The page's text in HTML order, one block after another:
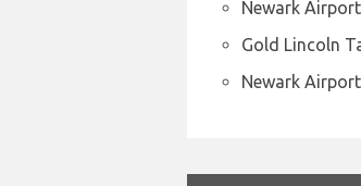
Newark
Gold Lincoln
Newark